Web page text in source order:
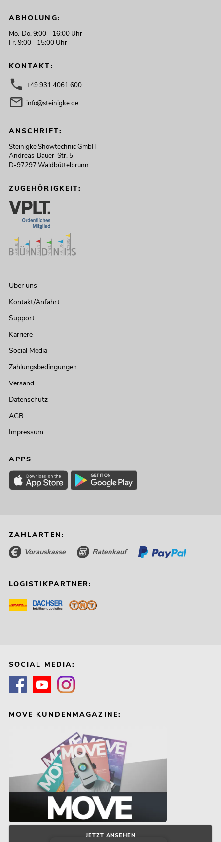
ABHOLUNG:
Mo.-Do. 9:00 - 16:00 Uhr
Fr. 9:00 - 15:00 Uhr
KONTAKT:
+49 931 4061 600
info@steinigke.de
ANSCHRIFT:
Steinigke Showtechnic GmbH
Andreas-Bauer-Str. 5
D-97297 Waldbüttelbrunn
ZUGEHÖRIGKEIT:
Über uns
Kontakt/Anfahrt
Support
Karriere
Social Media
Zahlungsbedingungen
Versand
Datenschutz
AGB
Impressum
APPS
ZAHLARTEN:
Vorauskasse Ratenkauf
LOGISTIKPARTNER:
SOCIAL MEDIA:
MOVE KUNDENMAGAZINE:
JETZT ANSEHEN